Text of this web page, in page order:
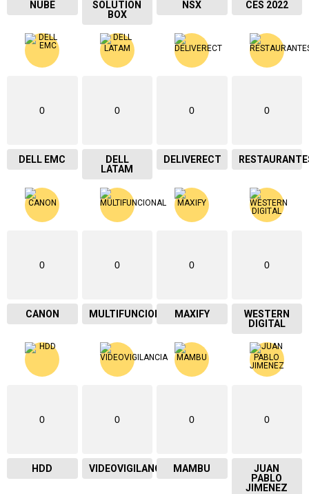
NUBE
SOLUTION
BOX
NSX CES 2022
0
DELL EMC
0
DELL
LATAM
0
DELIVERECT
0
0
CANON
0
MULTIFUNCIONAL
0
MAXIFY
0
WESTERN
DIGITAL
0
HDD
0
VIDEOVIGILANCIA
0
MAMBU
0
JUAN
PABLO
JIMENEZ